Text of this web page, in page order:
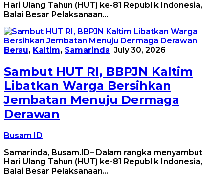
Hari Ulang Tahun (HUT) ke-81 Republik Indonesia,
Balai Besar Pelaksanaan…
Berau, Kaltim, Samarinda July 30, 2026
Sambut HUT RI, BBPJN Kaltim
Libatkan Warga Bersihkan
Jembatan Menuju Dermaga
Derawan
Busam ID
Samarinda, Busam.ID– Dalam rangka menyambut
Hari Ulang Tahun (HUT) ke-81 Republik Indonesia,
Balai Besar Pelaksanaan…